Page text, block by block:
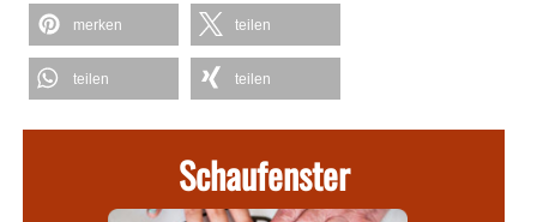
merken teilen
teilen teilen
Schaufenster